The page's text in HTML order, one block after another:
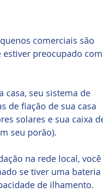
comerciais são
preocupado
casa, seu sistema de
de fiação de sua casa
solares e sua caixa
seu porão).
na rede local, você
se tiver uma bateria
de ilhamento.